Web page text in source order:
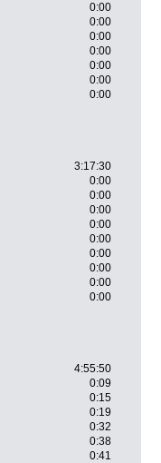
0:00
0:00
0:00
0:00
0:00
0:00
0:00
3:17:30
0:00
0:00
0:00
0:00
0:00
0:00
0:00
0:00
0:00
4:55:50
0:09
0:15
0:19
0:32
0:38
0:41